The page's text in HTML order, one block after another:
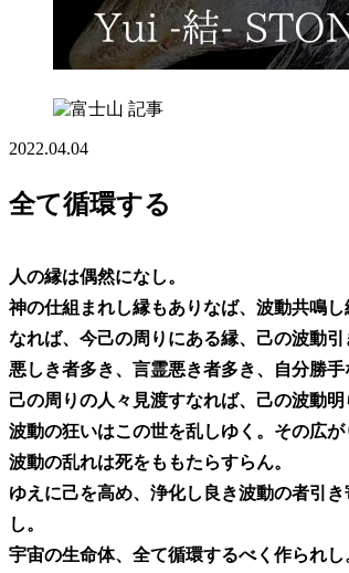
記事
2022.04.04
全て循環する
人の縁は偶然になし。
神の仕組まれし縁もありなば、波動共鳴し
なれば、今己の周りにある縁、己の波動引
悪しき者多き、言霊悪き者多き、自分勝
己の周りの人々見渡すなれば、己の波動明
波動の狂いはこの世を乱しゆく。その広
波動の乱れは死をももたらすらん。
ゆえに己を高め、浄化し良き波動の者引
し。
宇宙の生命体、全て循環するべく作られし